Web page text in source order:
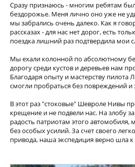
Сразу признаюсь - многим ребятам
бездорожье. Меня лично оно уже не
мы забрались очень далеко. Как я
рассказах - для нас нет дорог, есть
поездка лишний раз подтвердила мои
Мы ехали колонной по абсолютному
дорогу среди кустов и деревьев нам
Благодаря опыту и мастерству пилота
смогли пробраться без повреждений и
В этот раз "стоковые" Шевроле Нивы
крещение и не подвели нас. На злобу
радость патриотам этого
без особых усилий. За счет своего
привода, наша экспедиция верно шла к